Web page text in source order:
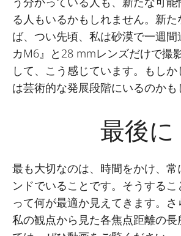
る人もいるかもしれません。新た
ば、つい先頃、私は砂漠で一週間
カM6』と28 mmレンズだけで撮
して、こう感じています。もし
は芸術的な発展段階にいるのかも
最後に
最も大切なのは、時間をかけ、常
ンドでいることです。そうするこ
って何が最適か見えてきます。さ
私の観点から見た各焦点距離の